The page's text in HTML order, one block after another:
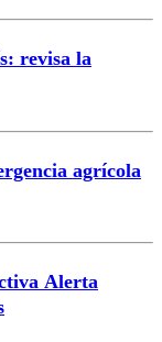
revisa la
agrícola
Alerta